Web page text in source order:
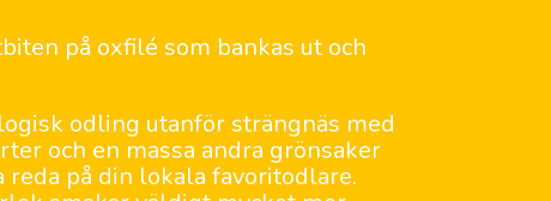
på oxfilé som bankas ut och
odling utanför strängnäs med
och en massa andra grönsaker
på din lokala favoritodlare.